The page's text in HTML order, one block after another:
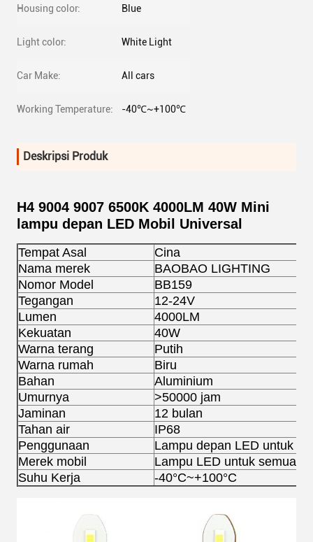
Housing color: Blue
Light color: White Light
Car Make: All cars
Working Temperature: -40℃~+100℃
Deskripsi Produk
H4 9004 9007 6500K 4000LM 40W Mini
lampu depan LED Mobil Universal
Tempat Asal
Cina
Nama merek
BAOBAO LIGHTING
Nomor Model
BB159
Tegangan
12-24V
Lumen
4000LM
Kekuatan
40W
Warna terang
Putih
Warna rumah
Biru
Bahan
Aluminium
Umurnya
>50000 jam
Jaminan
12 bulan
Tahan air
IP68
Penggunaan
Lampu depan LED untuk
Merek mobil
Lampu LED untuk semua
Suhu Kerja
-40°C~+100°C